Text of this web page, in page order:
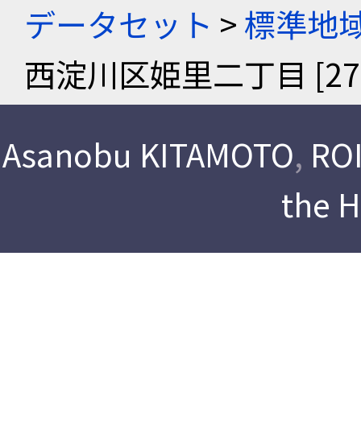
データセット >標準地
西淀川区姫里二丁目
Asanobu KITAMOTO,
the